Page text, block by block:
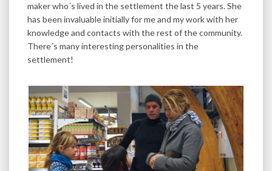
maker who´s lived in the settlement the last 5 years. She
has been invaluable initially for me and my work with her
knowledge and contacts with the rest of the community.
There´s many interesting personalities in the
settlement!